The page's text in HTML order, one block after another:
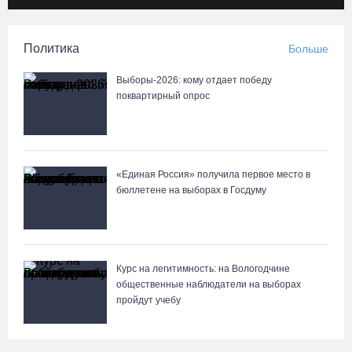
Вологодчина экспортировала в страны ЕС 4,2 тысячи тонн
07.08.26 / 15:08
Бизнес Северо-Запада столкнулся с более чем 1,5 тысячи
07.08.26 / 14:58
75-летний бегун из Великого Устюга стал чемпионом России
Завершен первый этап благоустройства прибрежной зоны
Шекснинского водохранилища
Политика Больше
Выборы-2026: кому отдает победу
поквартирный опрос
«Единая Россия» получила первое место в
бюллетене на выборах в Госдуму
Курс на легитимность: на Вологодчине
общественные наблюдатели на выборах
пройдут учебу